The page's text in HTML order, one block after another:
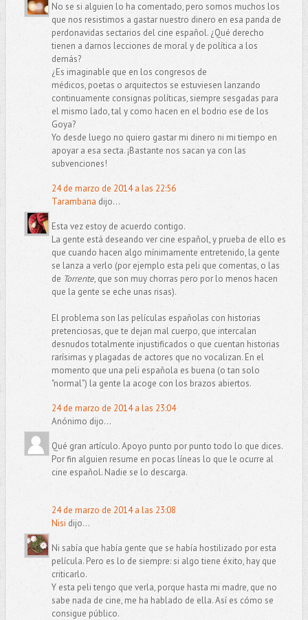
No se si alguien lo ha comentado, pero somos muchos los
que nos resistimos a gastar nuestro dinero en esa panda de
perdonavidas sectarios del cine español. ¿Qué derecho
tienen a darnos lecciones de moral y de política a los
demás?
¿Es imaginable que en los congresos de
médicos, poetas o arquitectos se estuviesen lanzando
continuamente consignas políticas, siempre sesgadas para
el mismo lado, tal y como hacen en el bodrio ese de los
Goya?
Yo desde luego no quiero gastar mi dinero ni mi tiempo en
apoyar a esa secta. ¡Bastante nos sacan ya con las
subvenciones!
24 de marzo de 2014 a las 22:56
Tarambana dijo...
Esta vez estoy de acuerdo contigo.
La gente está deseando ver cine español, y prueba de ello es
que cuando hacen algo mínimamente entretenido, la gente
se lanza a verlo (por ejemplo esta peli que comentas, o las
de Torrente, que son muy chorras pero por lo menos hacen
que la gente se eche unas risas).
El problema son las películas españolas con historias
pretenciosas, que te dejan mal cuerpo, que intercalan
desnudos totalmente injustificados o que cuentan historias
rarísimas y plagadas de actores que no vocalizan. En el
momento que una peli española es buena (o tan solo
"normal") la gente la acoge con los brazos abiertos.
24 de marzo de 2014 a las 23:04
Anónimo dijo...
Qué gran artículo. Apoyo punto por punto todo lo que dices.
Por fin alguien resume en pocas líneas lo que le ocurre al
cine español. Nadie se lo descarga.
24 de marzo de 2014 a las 23:08
Nisi dijo...
Ni sabía que había gente que se había hostilizado por esta
película. Pero es lo de siempre: si algo tiene éxito, hay que
criticarlo.
Y esta peli tengo que verla, porque hasta mi madre, que no
sabe nada de cine, me ha hablado de ella. Así es cómo se
consigue público.